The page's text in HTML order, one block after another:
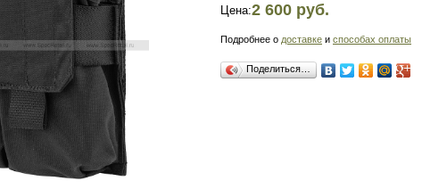
Цена:2 600 руб.
Подробнее о доставке и способах оплаты
Поделиться…